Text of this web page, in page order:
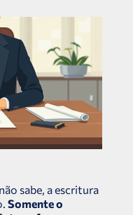
sabe, a escritura
Somente o